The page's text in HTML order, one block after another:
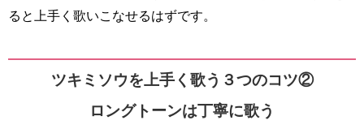
ると上手く歌いこなせるはずです。
ツキミソウを上手く歌う３つのコツ②
ロングトーンは丁寧に歌う